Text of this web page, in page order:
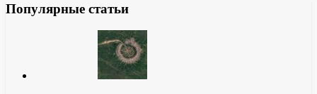
Популярные статьи